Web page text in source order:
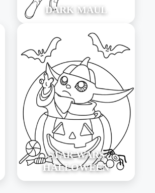
DARK MAUL
STAR WARS
HALLOWEEN